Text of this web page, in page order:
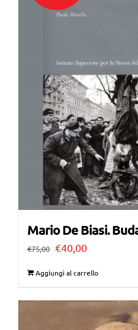
Mario De Biasi.
€75,00 Il
era:
€40,00Il
è:
€40,00.
Aggiungi al carrello